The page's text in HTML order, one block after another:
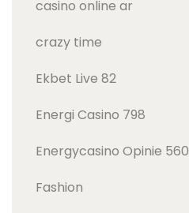
casino online ar
crazy time
Ekbet Live 82
Energi Casino 798
Energycasino Opinie 560
Fashion